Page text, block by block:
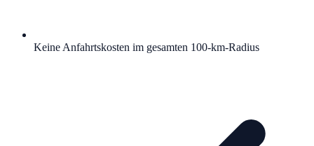
Keine Anfahrtskosten im gesamten 100-km-Radius